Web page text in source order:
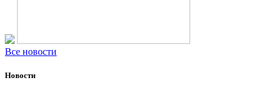
Все новости
Новости